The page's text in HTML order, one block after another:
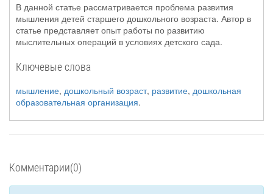
В данной статье рассматривается проблема развития
мышления детей старшего дошкольного возраста. Автор в
статье представляет опыт работы по развитию
мыслительных операций в условиях детского сада.
Ключевые слова
мышление, дошкольный возраст, развитие, дошкольная
образовательная организация.
Комментарии(0)